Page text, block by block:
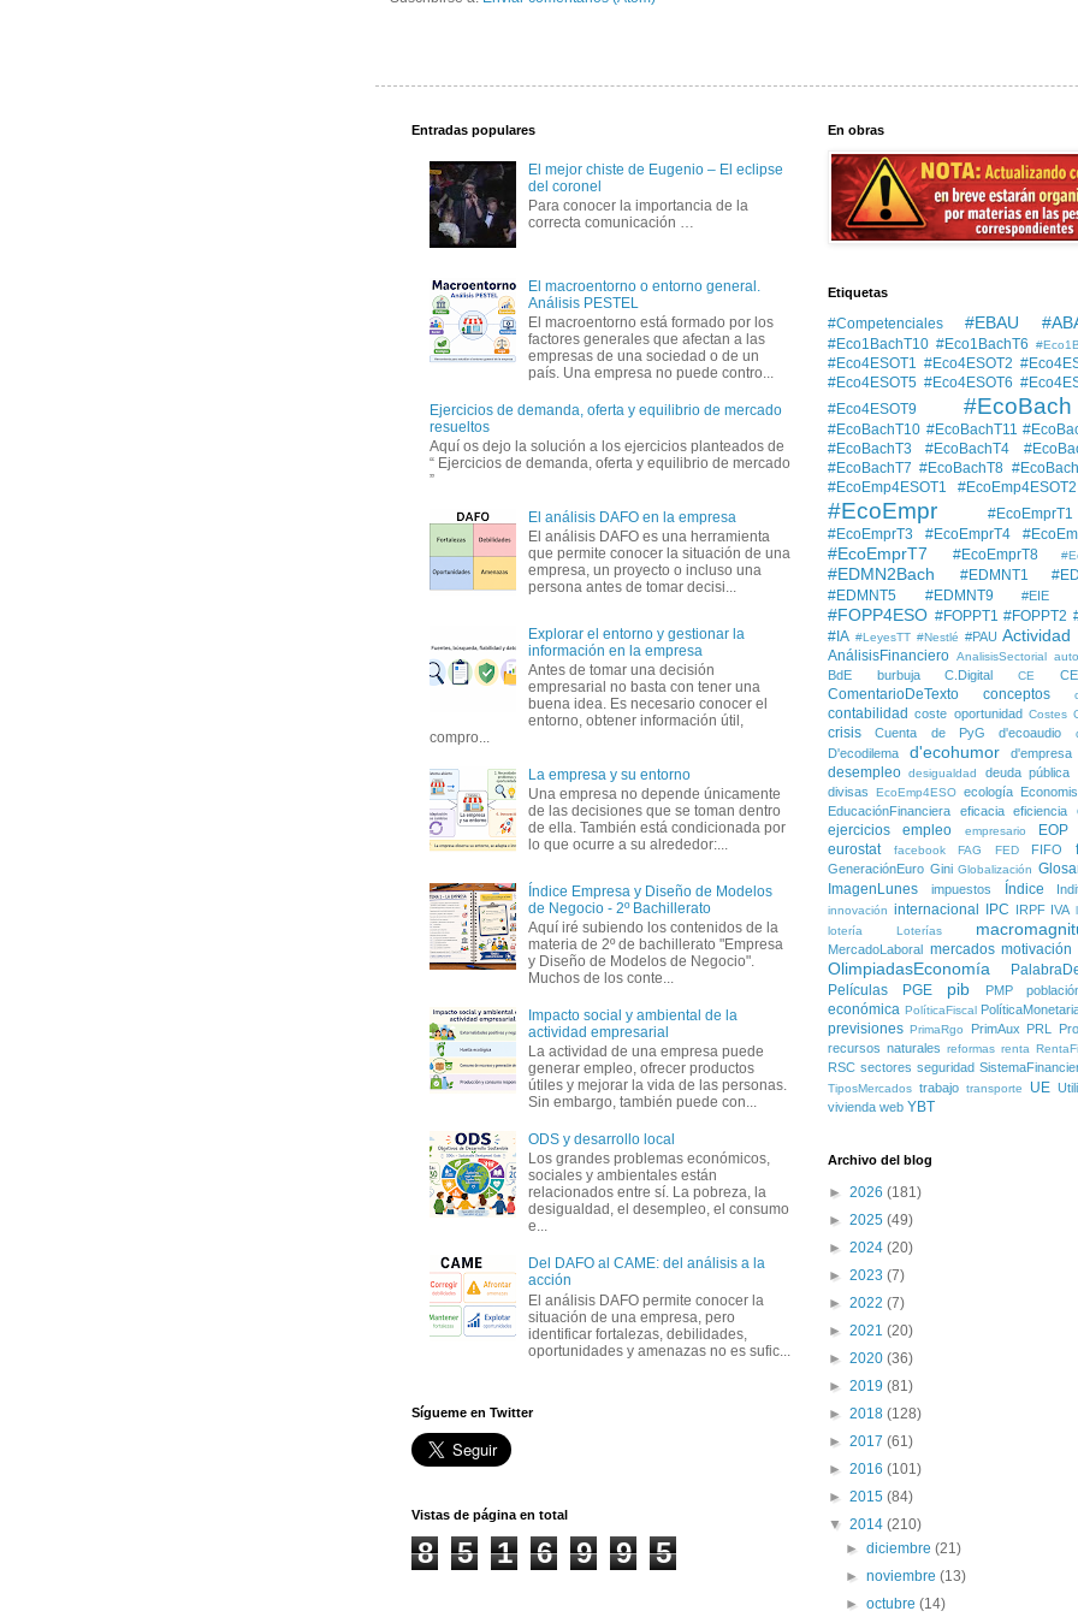
Entradas populares
El mejor chiste de Eugenio – El eclipse
del coronel
Para conocer la importancia de la
correcta comunicación …
El macroentorno o entorno general.
Análisis PESTEL
El macroentorno está formado por los
factores generales que afectan a las
empresas de una sociedad o de un
país. Una empresa no puede contro...
Ejercicios de demanda, oferta y equilibrio de mercado
resueltos
Aquí os dejo la solución a los ejercicios planteados de
“ Ejercicios de demanda, oferta y equilibrio de mercado
”
El análisis DAFO en la empresa
El análisis DAFO es una herramienta
que permite conocer la situación de una
empresa, un proyecto o incluso una
persona antes de tomar decisi...
Explorar el entorno y gestionar la
información en la empresa
Antes de tomar una decisión
empresarial no basta con tener una
buena idea. Es necesario conocer el
entorno, obtener información útil,
compro...
La empresa y su entorno
Una empresa no depende únicamente
de las decisiones que se toman dentro
de ella. También está condicionada por
lo que ocurre a su alrededor:...
Índice Empresa y Diseño de Modelos
de Negocio - 2º Bachillerato
Aquí iré subiendo los contenidos de la
materia de 2º de bachillerato "Empresa
y Diseño de Modelos de Negocio".
Muchos de los conte...
Impacto social y ambiental de la
actividad empresarial
La actividad de una empresa puede
generar empleo, ofrecer productos
útiles y mejorar la vida de las personas.
Sin embargo, también puede con...
ODS y desarrollo local
Los grandes problemas económicos,
sociales y ambientales están
relacionados entre sí. La pobreza, la
desigualdad, el desempleo, el consumo
e...
Del DAFO al CAME: del análisis a la
acción
El análisis DAFO permite conocer la
situación de una empresa, pero
identificar fortalezas, debilidades,
oportunidades y amenazas no es sufic...
Sígueme en Twitter
Vistas de página en total
8 5 1 6 9 9 5
En obras
Etiquetas
#Competenciales #EBAU
#Eco1BachT10 #Eco1BachT6
#Eco4ESOT1 #Eco4ESOT2
#Eco4ESOT5 #Eco4ESOT6
#Eco4ESOT9
#EcoBach
#EcoBachT10 #EcoBachT11
#EcoBachT3
#EcoBachT4
#EcoBachT7 #EcoBachT8
#EcoEmp4ESOT1
#EcoEmp4ESOT2
#EcoEmpr
#EcoEmprT1
#EcoEmprT3
#EcoEmprT4
#EcoEmprT7 #EcoEmprT8
#EDMN2Bach #EDMNT1
#EDMNT5
#EDMNT9 #EIE
#FOPP4ESO #FOPPT1 #FOPPT2
#IA #LeyesTT #Nestlé #PAU Actividad
AnálisisFinanciero AnalisisSectorial
BdE burbuja C.Digital CE
ComentarioDeTexto conceptos
contabilidad coste oportunidad Costes
crisis Cuenta de PyG d'ecoaudio
D'ecodilema d'ecohumor d'empresa
desempleo desigualdad deuda pública
divisas EcoEmp4ESO ecología
EducaciónFinanciera
eficacia eficiencia
ejercicios
empleo empresario
EOP
eurostat
facebook FAG FED FIFO
GeneraciónEuro Gini Globalización
ImagenLunes
impuestos Índice
innovación internacional IPC IRPF IVA
lotería
Loterías
MercadoLaboral mercados motivación
OlimpiadasEconomía
Películas
PGE pib PMP
económica PolíticaFiscal
previsiones PrimaRgo PrimAux PRL
recursos naturales reformas renta
RSC sectores seguridad
TiposMercados trabajo transporte UE
vivienda web YBT
Archivo del blog
► 2026 (181)
► 2025 (49)
► 2024 (20)
► 2023 (7)
► 2022 (7)
► 2021 (20)
► 2020 (36)
► 2019 (81)
► 2018 (128)
► 2017 (61)
► 2016 (101)
► 2015 (84)
▼ 2014 (210)
►diciembre(21)
►noviembre(13)
►octubre(14)